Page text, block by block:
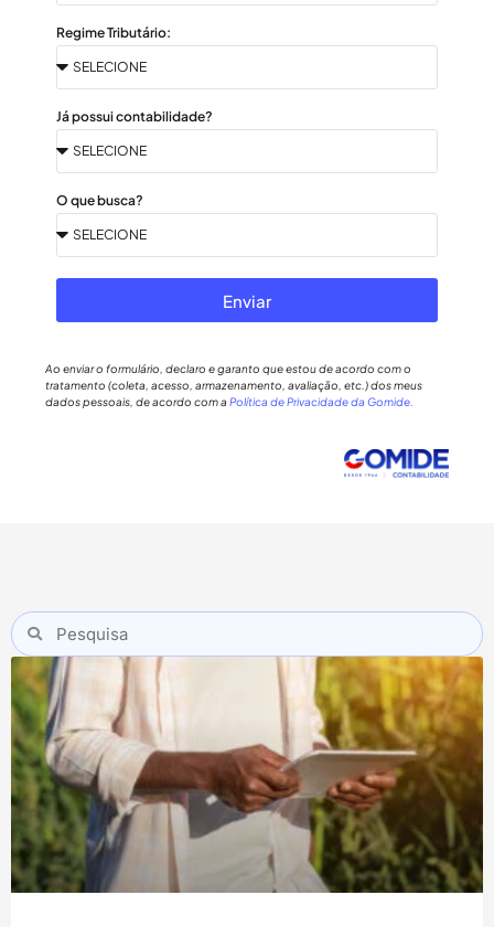
Regime Tributário:
Já possui contabilidade?
O que busca?
Enviar
Ao enviar o formulário, declaro e garanto que estou de acordo com o
tratamento (coleta, acesso, armazenamento, avaliação, etc.) dos meus
dados pessoais, de acordo com a Política de Privacidade da Gomide.